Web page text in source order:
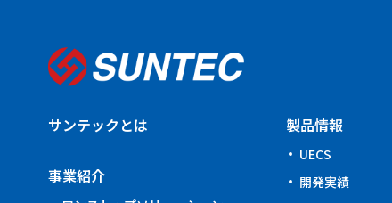
サンテックとは
事業紹介
製品情報
UECS
開発実績